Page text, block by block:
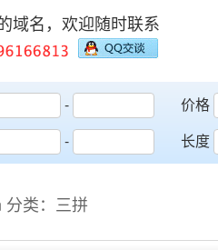
域名，欢迎随时联系
-
-
价格
长度
分类：三拼